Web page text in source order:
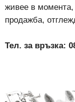
живее в момента,
продажба,
Тел. за връзка: